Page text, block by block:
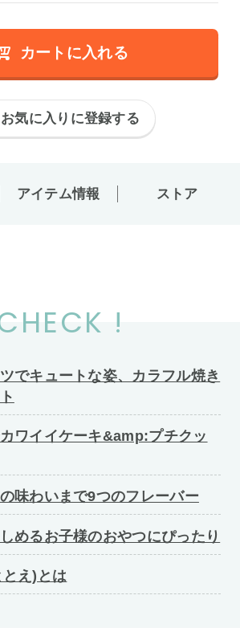
カートに入れる
お気に入りに登録する
アイテム情報 ストア
!
でキュートな姿、カラフル焼き
ワイイケーキ&amp:プチクッ
味わいまで9つのフレーバー
めるお子様のおやつにぴったり
え)とは